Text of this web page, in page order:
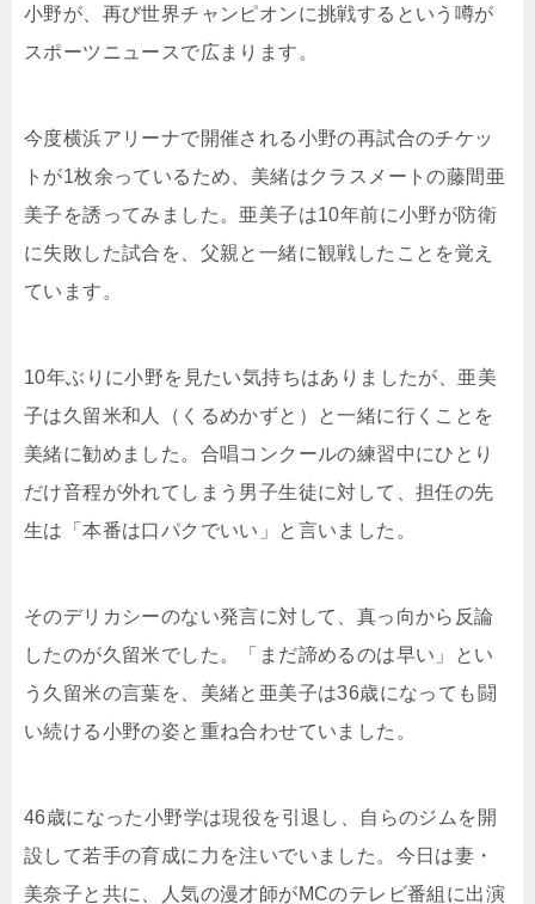
小野が、再び世界チャンピオンに挑戦するという噂が
スポーツニュースで広まります。
今度横浜アリーナで開催される小野の再試合のチケッ
トが1枚余っているため、美緒はクラスメートの藤間亜
美子を誘ってみました。亜美子は10年前に小野が防衛
に失敗した試合を、父親と一緒に観戦したことを覚え
ています。
10年ぶりに小野を見たい気持ちはありましたが、亜美
子は久留米和人（くるめかずと）と一緒に行くことを
美緒に勧めました。合唱コンクールの練習中にひとり
だけ音程が外れてしまう男子生徒に対して、担任の先
生は「本番は口パクでいい」と言いました。
そのデリカシーのない発言に対して、真っ向から反論
したのが久留米でした。「まだ諦めるのは早い」とい
う久留米の言葉を、美緒と亜美子は36歳になっても闘
い続ける小野の姿と重ね合わせていました。
46歳になった小野学は現役を引退し、自らのジムを開
設して若手の育成に力を注いでいました。今日は妻・
美奈子と共に、人気の漫才師がMCのテレビ番組に出演